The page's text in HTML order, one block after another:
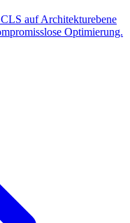
auf Architekturebene
Optimierung.